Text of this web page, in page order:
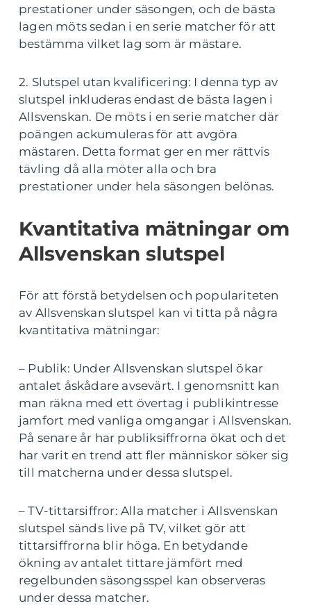
prestationer under säsongen, och de bästa
lagen möts sedan i en serie matcher för att
bestämma vilket lag som är mästare.
2. Slutspel utan kvalificering: I denna typ av
slutspel inkluderas endast de bästa lagen i
Allsvenskan. De möts i en serie matcher där
poängen ackumuleras för att avgöra
mästaren. Detta format ger en mer rättvis
tävling då alla möter alla och bra
prestationer under hela säsongen belönas.
Kvantitativa mätningar om
Allsvenskan slutspel
För att förstå betydelsen och populariteten
av Allsvenskan slutspel kan vi titta på några
kvantitativa mätningar:
– Publik: Under Allsvenskan slutspel ökar
antalet åskådare avsevärt. I genomsnitt kan
man räkna med ett övertag i publikintresse
jamfort med vanliga omgangar i Allsvenskan.
På senare år har publiksiffrorna ökat och det
har varit en trend att fler människor söker sig
till matcherna under dessa slutspel.
– TV-tittarsiffror: Alla matcher i Allsvenskan
slutspel sänds live på TV, vilket gör att
tittarsiffrorna blir höga. En betydande
ökning av antalet tittare jämfört med
regelbunden säsongsspel kan observeras
under dessa matcher.